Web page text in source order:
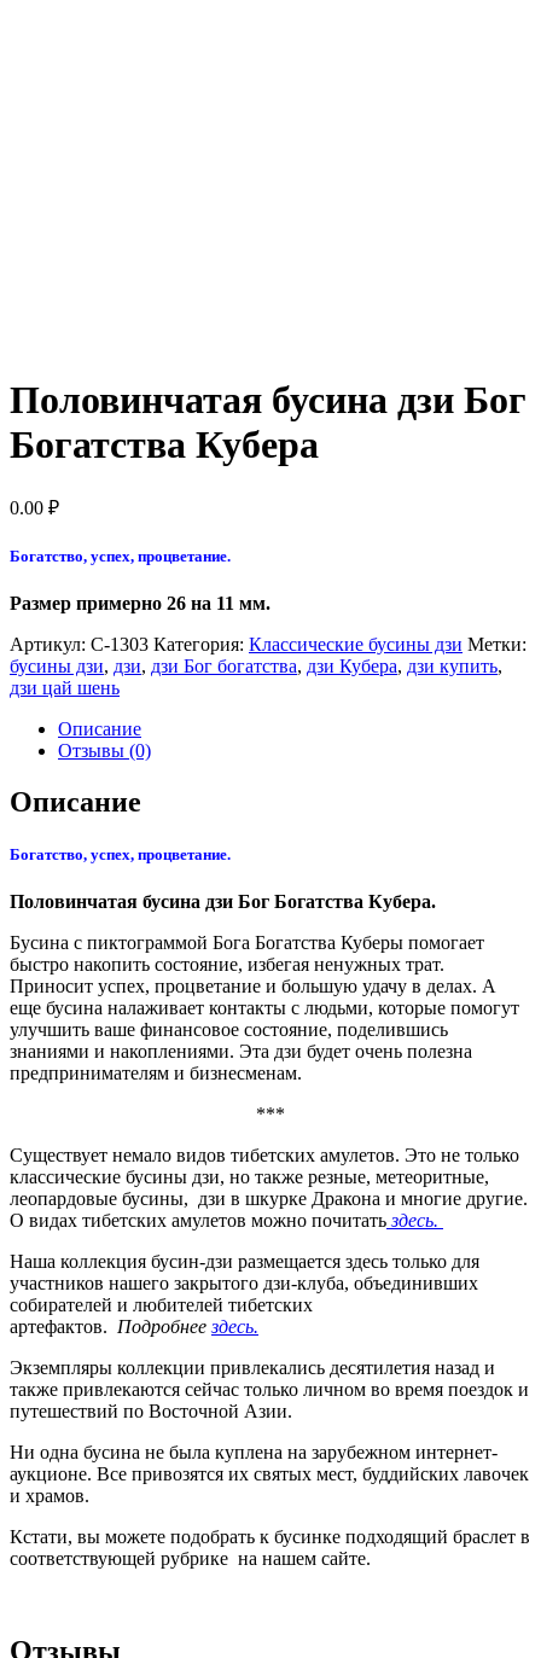
Половинчатая бусина дзи Бог
Богатства Кубера
0.00 ₽
Богатство, успех, процветание.
Размер примерно 26 на 11 мм.
Артикул: С-1303 Категория: Классические бусины дзи Метки:
бусины дзи, дзи, дзи Бог богатства, дзи Кубера, дзи купить,
дзи цай шень
Описание
Отзывы (0)
Описание
Богатство, успех, процветание.
Половинчатая бусина дзи Бог Богатства Кубера.
Бусина с пиктограммой Бога Богатства Куберы помогает
быстро накопить состояние, избегая ненужных трат.
Приносит успех, процветание и большую удачу в делах. А
еще бусина налаживает контакты с людьми, которые помогут
улучшить ваше финансовое состояние, поделившись
знаниями и накоплениями. Эта дзи будет очень полезна
предпринимателям и бизнесменам.
***
Существует немало видов тибетских амулетов. Это не только
классические бусины дзи, но также резные, метеоритные,
леопардовые бусины, дзи в шкурке Дракона и многие другие.
О видах тибетских амулетов можно почитатьздесь.
Наша коллекция бусин-дзи размещается здесь только для
участников нашего закрытого дзи-клуба, объединивших
собирателей и любителей тибетских
артефактов. Подробнеездесь.
Экземпляры коллекции привлекались десятилетия назад и
также привлекаются сейчас только личном во время поездок и
путешествий по Восточной Азии.
Ни одна бусина не была куплена на зарубежном интернет-
аукционе. Все привозятся их святых мест, буддийских лавочек
и храмов.
Кстати, вы можете подобрать к бусинке подходящий браслет в
соответствующей рубрике на нашем сайте.
Отзывы